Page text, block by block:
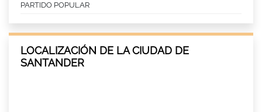
PARTIDO POPULAR
LOCALIZACIÓN DE LA CIUDAD DE
SANTANDER